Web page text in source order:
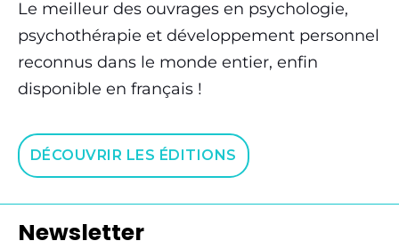
Le meilleur des ouvrages en psychologie,
psychothérapie et développement personnel
reconnus dans le monde entier, enfin
disponible en français !
DÉCOUVRIR LES ÉDITIONS
Newsletter